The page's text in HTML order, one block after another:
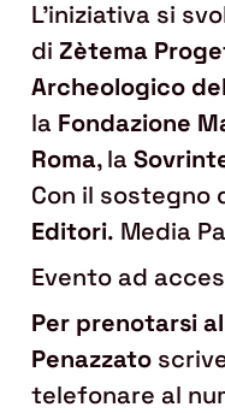
L’iniziativa si
di Zètema
Archeologico
la Fondazione
Roma, la
Con il sostegno
Editori. Media
Evento ad
Per prenotarsi
Penazzato
telefonare al